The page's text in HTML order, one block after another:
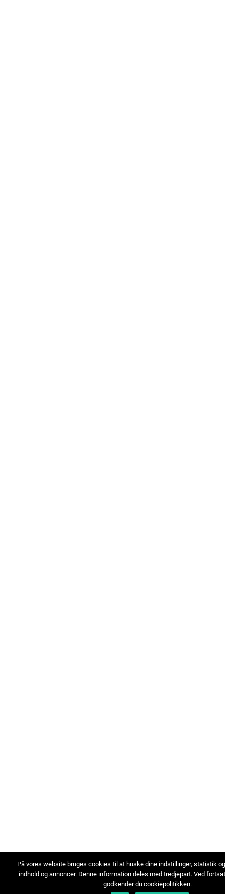
På vores website bruges cookies til at huske dine indstillinger, statistik
indhold og annoncer. Denne information deles med tredjepart. Ved
godkender du cookiepolitikken.